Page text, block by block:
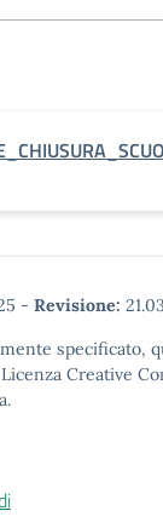
- Revisione:
specificato,
Creative